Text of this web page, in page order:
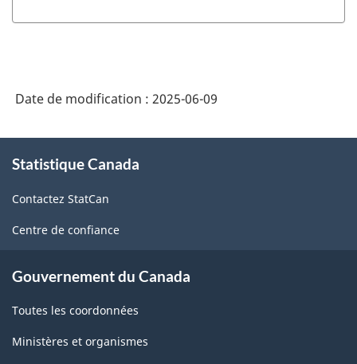
-
Date de modification : 2025-06-09
propos
ce
site
Statistique Canada
Contactez StatCan
Centre de confiance
Gouvernement du Canada
Toutes les coordonnées
Ministères et organismes